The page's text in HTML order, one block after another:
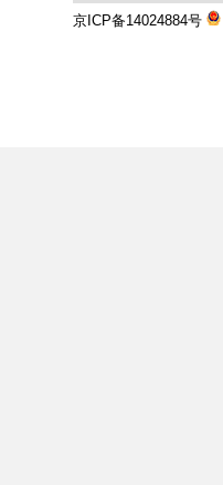
京ICP备14024884号